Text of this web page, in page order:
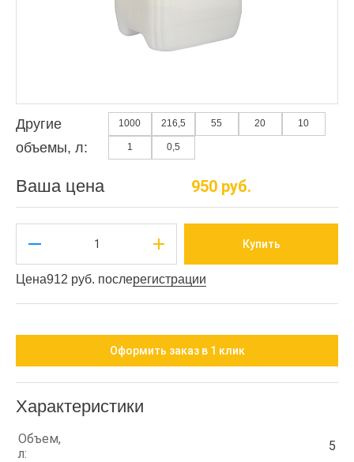
Другие
объемы, л:
1000 216,5 55 20 10
1 0,5
Ваша цена 950 руб.
Купить
Цена912 руб. послерегистрации
Оформить заказ в 1 клик
Характеристики
Объем,
л:
5